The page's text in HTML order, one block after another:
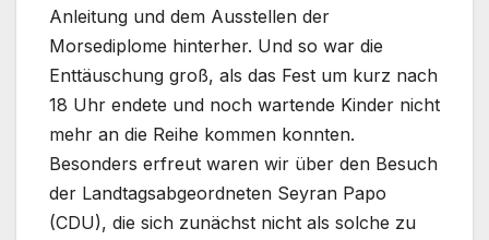
Anleitung und dem Ausstellen der
Morsediplome hinterher. Und so war die
Enttäuschung groß, als das Fest um kurz nach
18 Uhr endete und noch wartende Kinder nicht
mehr an die Reihe kommen konnten.
Besonders erfreut waren wir über den Besuch
der Landtagsabgeordneten Seyran Papo
(CDU), die sich zunächst nicht als solche zu